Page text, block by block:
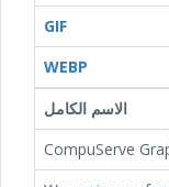
GIF
WEBP
الاسم الكامل
CompuServe